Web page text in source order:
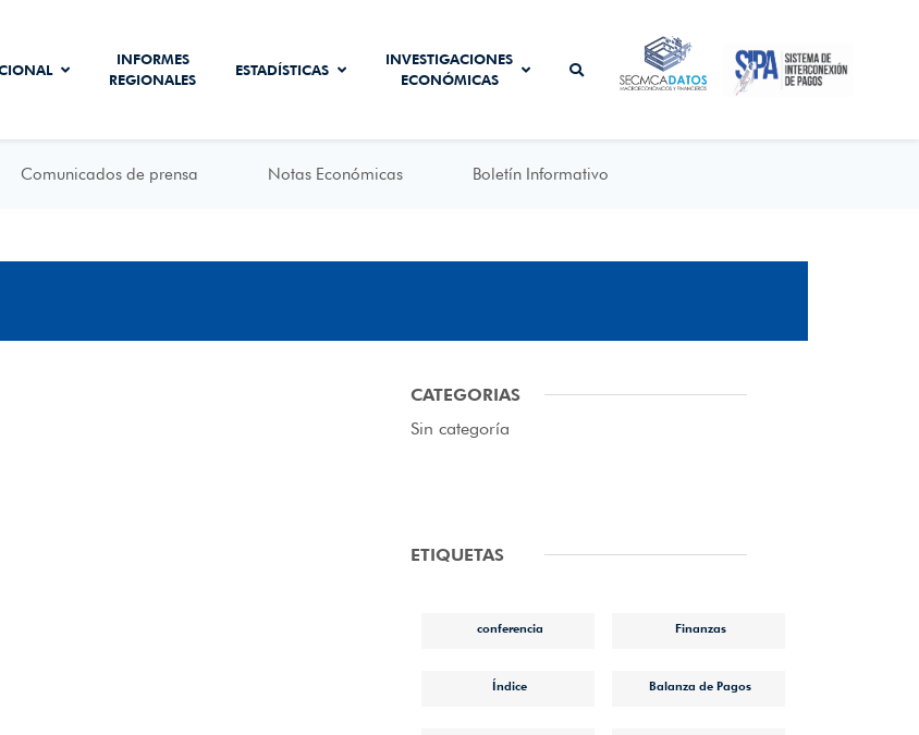
INFORMES
REGIONALES
ESTADÍSTICAS
INVESTIGACIONES
ECONÓMICAS
SECMCA
DATOS
SISTEMA DE
INTERCONEXIÓN
DE PAGOS
Comunicados de prensa Notas Económicas Boletín Informativo
CATEGORIAS
Sin categoría
ETIQUETAS
conferencia Finanzas
Índice Balanza de Pagos